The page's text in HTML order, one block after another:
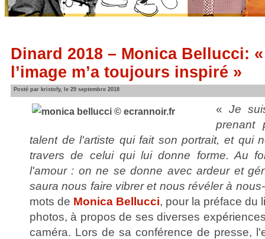
Dinard 2018 – Monica Bellucci:
l’image m’a toujours inspiré »
Posté par kristofy, le 29 septembre 2018
« Je
prenant
talent de l'artiste qui fait son portrait, et qui
travers de celui qui lui donne forme. Au
l'amour : on ne se donne avec ardeur et
saura nous faire vibrer et nous révéler à
mots de Monica Bellucci, pour la préface du
photos, à propos de ses diverses
caméra. Lors de sa conférence de presse,